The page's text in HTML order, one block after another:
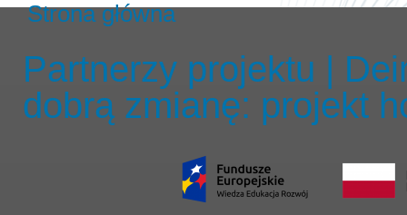
Strona główna
Partnerzy projektu |
dobrą zmianę: projekt